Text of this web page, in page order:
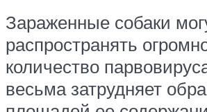
Зараженные собаки
распространять
количество
весьма затрудняет